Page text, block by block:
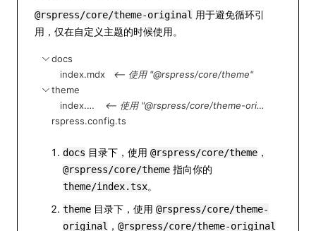
@rspress/core/theme-original 用于避免循环引
用，仅在自定义主题的时候使用。
docs
index.mdx
<-- 使用 "@rspress/core/theme"
theme
index.tsx
<-- 使用 "@rspress/core/theme-original"
rspress.config.ts
docs 目录下，使用 @rspress/core/theme ，
@rspress/core/theme 指向你的
theme/index.tsx。
theme 目录下，使用 @rspress/core/theme-
original ， @rspress/core/theme-original